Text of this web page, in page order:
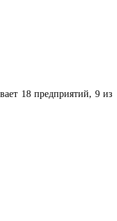
18 предприятий, 9 из